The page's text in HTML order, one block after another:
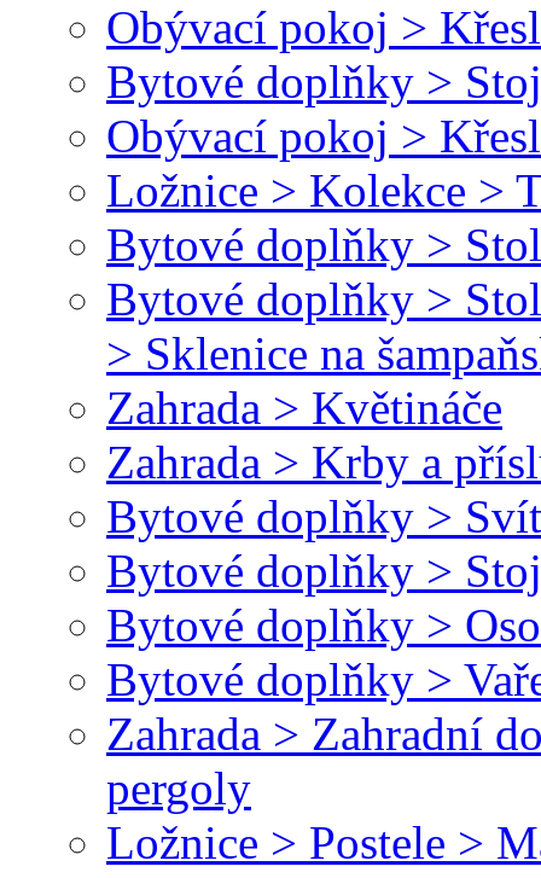
Obývací pokoj >
Bytové doplňky >
Obývací pokoj >
Ložnice > Kolekce >
Bytové doplňky >
Bytové doplňky >
> Sklenice na
Zahrada > Květináče
Zahrada > Krby a
Bytové doplňky >
Bytové doplňky >
Bytové doplňky >
Bytové doplňky >
Zahrada > Zahradní
pergoly
Ložnice > Postele >